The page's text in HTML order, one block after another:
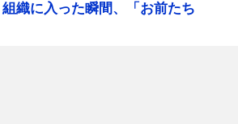
織に入った瞬間、「お前たち